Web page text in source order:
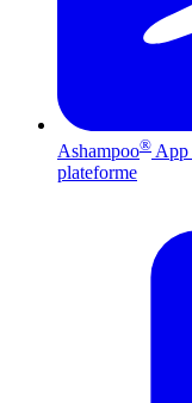
Ashampoo® App
plateforme